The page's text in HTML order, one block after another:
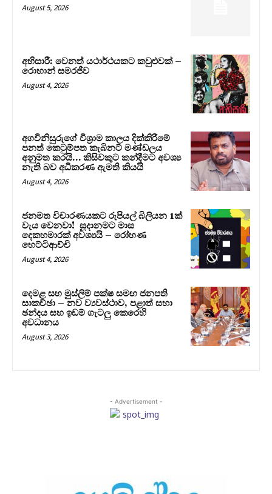
August 5, 2026
අභිසාරී: වෙනත් යථාර්ථයකට කවුළුවක් –
රොහාන් සමරජීව
August 4, 2026
අගවිනිසුරුගේ විශ්‍රාම කාලය දික්කිරීමේ
පනත් කෙටුම්පත කැබිනට් මණ්ඩලය
අනුමත කරයි… කිසිවකුට කන්දීමට අවශ්‍ය
නැති බව අධිකරණ ඇමති කියයි
August 4, 2026
ජනමත විචාරණයකට රුපියල් බිලියන 1ක්
වැය වෙනවා! සූදානමට මාස
දෙකහමාරක් අවශ්‍යයි – රෝහණ
හෙට්ටිආච්චි
August 4, 2026
දෙමළ සහ මුස්ලිම් පක්ෂ සමඟ ජනපති
සාකච්ඡා – නව ව්‍යවස්ථාව, පළාත් සභා
ඡන්දය සහ ඉඩම් ගැටලු කෙරෙහි
අවධානය
August 3, 2026
- Advertisement -